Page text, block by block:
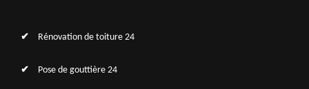
Rénovation de toiture 24
Pose de gouttière 24